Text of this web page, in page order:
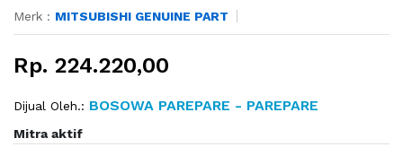
Merk : MITSUBISHI GENUINE PART
Rp. 224.220,00
Dijual Oleh.: BOSOWA PAREPARE - PAREPARE
Mitra aktif